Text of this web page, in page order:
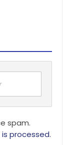
spam.
processed.